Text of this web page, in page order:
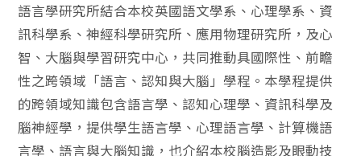
語言學研究所結合本校英國語文學系、心理學系、資
訊科學系、神經科學研究所、應用物理研究所，及心
智、大腦與學習研究中心，共同推動具國際性、前瞻
性之跨領域「語言、認知與大腦」學程。本學程提供
的跨領域知識包含語言學、認知心理學、資訊科學及
腦神經學，提供學生語言學、心理語言學、計算機語
言學、語言與大腦知識，也介紹本校腦造影及眼動技